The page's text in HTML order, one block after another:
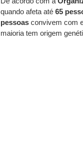
quando afeta até 65
pessoasconvivem com
maioria tem origem